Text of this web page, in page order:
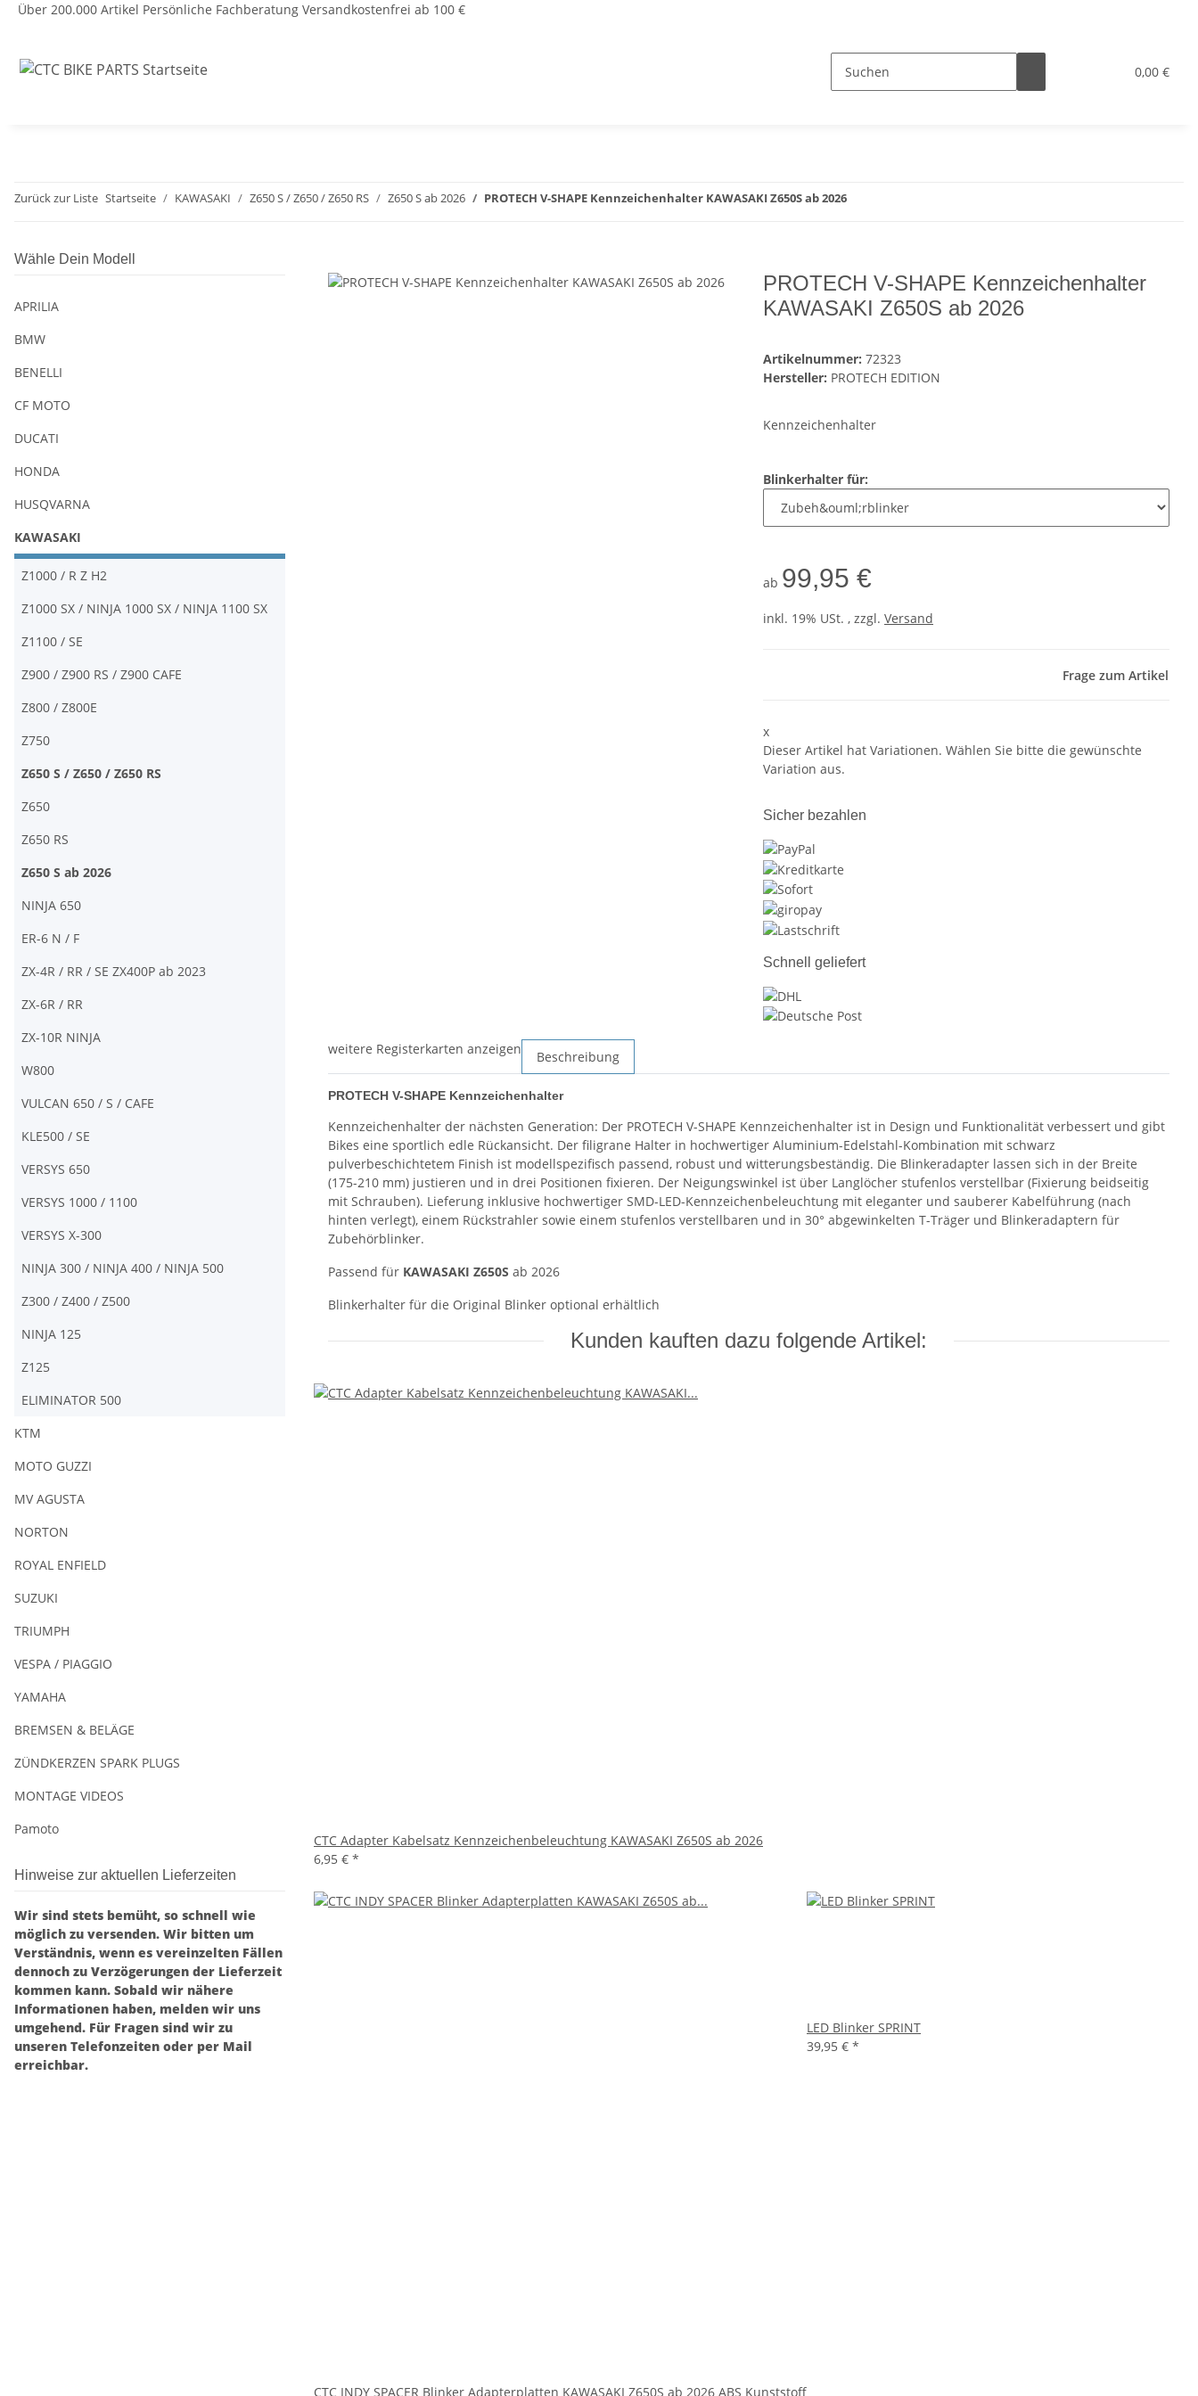
Über 200.000 Artikel Persönliche Fachberatung Versandkostenfrei ab 100 €
0,00 €
Zurück zur Liste Startseite KAWASAKI Z650 S / Z650 / Z650 RS Z650 S ab 2026 PROTECH V-SHAPE Kennzeichenhalter KAWASAKI Z650S ab 2026
PROTECH V-SHAPE Kennzeichenhalter
KAWASAKI Z650S ab 2026
Artikelnummer: 72323
Hersteller: PROTECH EDITION
Kennzeichenhalter
Blinkerhalter für:
ab 99,95 €
inkl. 19% USt. , zzgl. Versand
Frage zum Artikel
x
Dieser Artikel hat Variationen. Wählen Sie bitte die gewünschte
Variation aus.
Sicher bezahlen
Schnell geliefert
weitere Registerkarten anzeigen Beschreibung
PROTECH V-SHAPE Kennzeichenhalter
Kennzeichenhalter der nächsten Generation: Der PROTECH V-SHAPE Kennzeichenhalter ist in Design und Funktionalität verbessert und gibt
Bikes eine sportlich edle Rückansicht. Der filigrane Halter in hochwertiger Aluminium-Edelstahl-Kombination mit schwarz
pulverbeschichtetem Finish ist modellspezifisch passend, robust und witterungsbeständig. Die Blinkeradapter lassen sich in der Breite
(175-210 mm) justieren und in drei Positionen fixieren. Der Neigungswinkel ist über Langlöcher stufenlos verstellbar (Fixierung beidseitig
mit Schrauben). Lieferung inklusive hochwertiger SMD-LED-Kennzeichenbeleuchtung mit eleganter und sauberer Kabelführung (nach
hinten verlegt), einem Rückstrahler sowie einem stufenlos verstellbaren und in 30° abgewinkelten T-Träger und Blinkeradaptern für
Zubehörblinker.
Passend für KAWASAKI Z650S ab 2026
Blinkerhalter für die Original Blinker optional erhältlich
Kunden kauften dazu folgende Artikel:
CTC Adapter Kabelsatz Kennzeichenbeleuchtung KAWASAKI Z650S ab 2026
6,95 € *
CTC INDY SPACER Blinker Adapterplatten KAWASAKI Z650S ab 2026 ABS Kunststoff
LED Blinker SPRINT
39,95 € *
Wähle Dein Modell
APRILIA
BMW
BENELLI
CF MOTO
DUCATI
HONDA
HUSQVARNA
KAWASAKI
Z1000 / R Z H2
Z1000 SX / NINJA 1000 SX / NINJA 1100 SX
Z1100 / SE
Z900 / Z900 RS / Z900 CAFE
Z800 / Z800E
Z750
Z650 S / Z650 / Z650 RS
Z650
Z650 RS
Z650 S ab 2026
NINJA 650
ER-6 N / F
ZX-4R / RR / SE ZX400P ab 2023
ZX-6R / RR
ZX-10R NINJA
W800
VULCAN 650 / S / CAFE
KLE500 / SE
VERSYS 650
VERSYS 1000 / 1100
VERSYS X-300
NINJA 300 / NINJA 400 / NINJA 500
Z300 / Z400 / Z500
NINJA 125
Z125
ELIMINATOR 500
KTM
MOTO GUZZI
MV AGUSTA
NORTON
ROYAL ENFIELD
SUZUKI
TRIUMPH
VESPA / PIAGGIO
YAMAHA
BREMSEN & BELÄGE
ZÜNDKERZEN SPARK PLUGS
MONTAGE VIDEOS
Pamoto
Hinweise zur aktuellen Lieferzeiten
Wir sind stets bemüht, so schnell wie
möglich zu versenden. Wir bitten um
Verständnis, wenn es vereinzelten Fällen
dennoch zu Verzögerungen der Lieferzeit
kommen kann. Sobald wir nähere
Informationen haben, melden wir uns
umgehend. Für Fragen sind wir zu
unseren Telefonzeiten oder per Mail
erreichbar.